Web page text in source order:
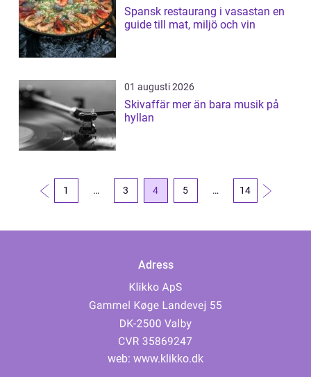
Spansk restaurang i vasastan en
guide till mat, miljö och vin
01 augusti 2026
Skivaffär mer än bara musik på
hyllan
1 … 3 4 5 … 14
Adress
web: www.klikko.dk